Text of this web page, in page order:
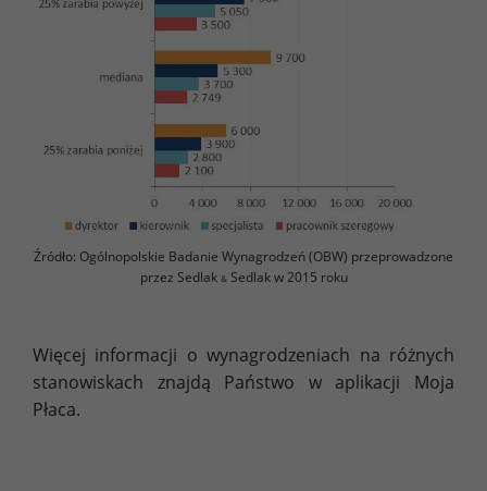
Źródło: Ogólnopolskie Badanie Wynagrodzeń (OBW) przeprowadzone
przez Sedlak &Sedlak w 2015 roku
Więcej informacji o wynagrodzeniach na różnych
stanowiskach znajdą Państwo w aplikacji Moja
Płaca.